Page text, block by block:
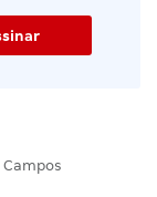
Campos